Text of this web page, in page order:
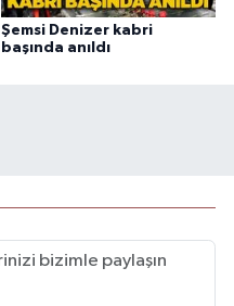
Şemsi Denizer kabri
başında anıldı